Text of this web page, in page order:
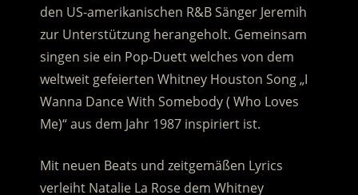
den US-amerikanischen R&B Sänger Jeremih
zur Unterstützung herangeholt. Gemeinsam
singen sie ein Pop-Duett welches von dem
weltweit gefeierten Whitney Houston Song „I
Wanna Dance With Somebody ( Who Loves
Me)“ aus dem Jahr 1987 inspiriert ist.
Mit neuen Beats und zeitgemäßen Lyrics
verleiht Natalie La Rose dem Whitney